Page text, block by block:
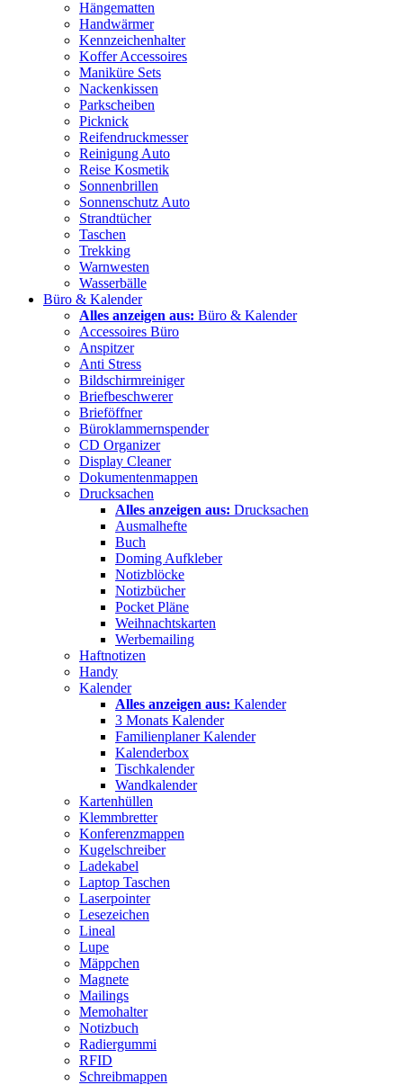
Hängematten
Handwärmer
Kennzeichenhalter
Koffer Accessoires
Maniküre Sets
Nackenkissen
Parkscheiben
Picknick
Reifendruckmesser
Reinigung Auto
Reise Kosmetik
Sonnenbrillen
Sonnenschutz Auto
Strandtücher
Taschen
Trekking
Warnwesten
Wasserbälle
Büro & Kalender
Alles anzeigen aus: Büro & Kalender
Accessoires Büro
Anspitzer
Anti Stress
Bildschirmreiniger
Briefbeschwerer
Brieföffner
Büroklammernspender
CD Organizer
Display Cleaner
Dokumentenmappen
Drucksachen
Alles anzeigen aus: Drucksachen
Ausmalhefte
Buch
Doming Aufkleber
Notizblöcke
Notizbücher
Pocket Pläne
Weihnachtskarten
Werbemailing
Haftnotizen
Handy
Kalender
Alles anzeigen aus: Kalender
3 Monats Kalender
Familienplaner Kalender
Kalenderbox
Tischkalender
Wandkalender
Kartenhüllen
Klemmbretter
Konferenzmappen
Kugelschreiber
Ladekabel
Laptop Taschen
Laserpointer
Lesezeichen
Lineal
Lupe
Mäppchen
Magnete
Mailings
Memohalter
Notizbuch
Radiergummi
RFID
Schreibmappen